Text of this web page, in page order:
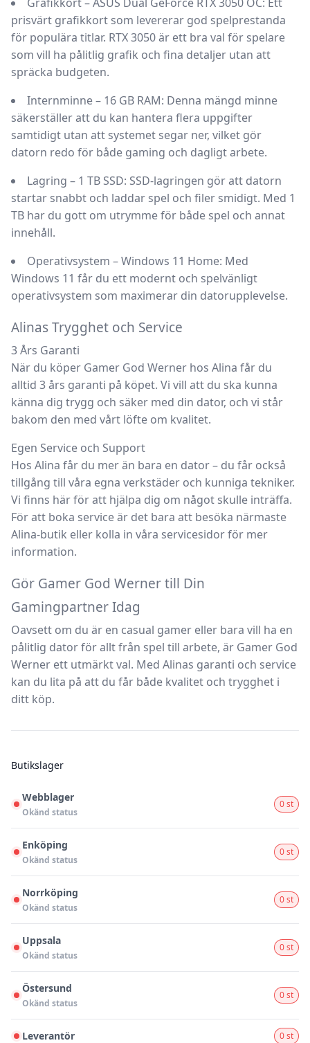
prisvärt grafikkort som levererar god spelprestanda
för populära titlar. RTX 3050 är ett bra val för spelare
som vill ha pålitlig grafik och fina detaljer utan att
spräcka budgeten.
Internminne – 16 GB RAM: Denna mängd minne
säkerställer att du kan hantera flera uppgifter
samtidigt utan att systemet segar ner, vilket gör
datorn redo för både gaming och dagligt arbete.
Lagring – 1 TB SSD: SSD-lagringen gör att datorn
startar snabbt och laddar spel och filer smidigt. Med 1
TB har du gott om utrymme för både spel och annat
innehåll.
Operativsystem – Windows 11 Home: Med
Windows 11 får du ett modernt och spelvänligt
operativsystem som maximerar din datorupplevelse.
Alinas Trygghet och Service
3 Års Garanti
När du köper Gamer God Werner hos Alina får du
alltid 3 års garanti på köpet. Vi vill att du ska kunna
känna dig trygg och säker med din dator, och vi står
bakom den med vårt löfte om kvalitet.
Egen Service och Support
Hos Alina får du mer än bara en dator – du får också
tillgång till våra egna verkstäder och kunniga tekniker.
Vi finns här för att hjälpa dig om något skulle inträffa.
För att boka service är det bara att besöka närmaste
Alina-butik eller kolla in våra servicesidor för mer
information.
Gör Gamer God Werner till Din
Gamingpartner Idag
Oavsett om du är en casual gamer eller bara vill ha en
pålitlig dator för allt från spel till arbete, är Gamer God
Werner ett utmärkt val. Med Alinas garanti och service
kan du lita på att du får både kvalitet och trygghet i
ditt köp.
Butikslager
Webblager
Okänd status
0 st
Enköping
Okänd status
0 st
Norrköping
Okänd status
0 st
Uppsala
Okänd status
0 st
Östersund
Okänd status
0 st
Leverantör 0 st